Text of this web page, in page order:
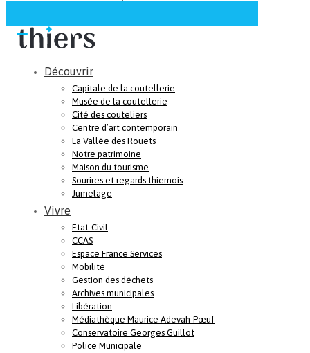
Découvrir
Capitale de la coutellerie
Musée de la coutellerie
Cité des couteliers
Centre d’art contemporain
La Vallée des Rouets
Notre patrimoine
Maison du tourisme
Sourires et regards thiernois
Jumelage
Vivre
Etat-Civil
CCAS
Espace France Services
Mobilité
Gestion des déchets
Archives municipales
Libération
Médiathèque Maurice Adevah-Pœuf
Conservatoire Georges Guillot
Police Municipale